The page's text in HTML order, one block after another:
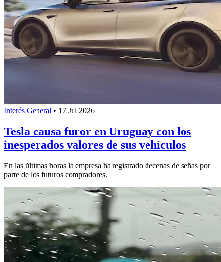
Interés General • 17 Jul 2026
Tesla causa furor en Uruguay con los
inesperados valores de sus vehículos
En las últimas horas la empresa ha registrado decenas de señas por
parte de los futuros compradores.